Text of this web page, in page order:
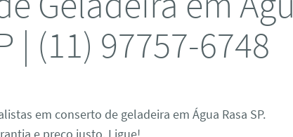
| (11) 97757-6748
em conserto de geladeira em Água Rasa SP.